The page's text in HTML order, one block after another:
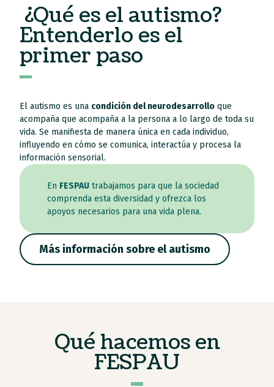
¿Qué es el autismo?
Entenderlo es el
primer paso
El autismo es una condición del neurodesarrollo que
acompaña que acompaña a la persona a lo largo de toda su
vida. Se manifiesta de manera única en cada individuo,
influyendo en cómo se comunica, interactúa y procesa la
información sensorial.
En FESPAU trabajamos para que la sociedad
comprenda esta diversidad y ofrezca los
apoyos necesarios para una vida plena.
Más información sobre el autismo
Qué hacemos en
FESPAU